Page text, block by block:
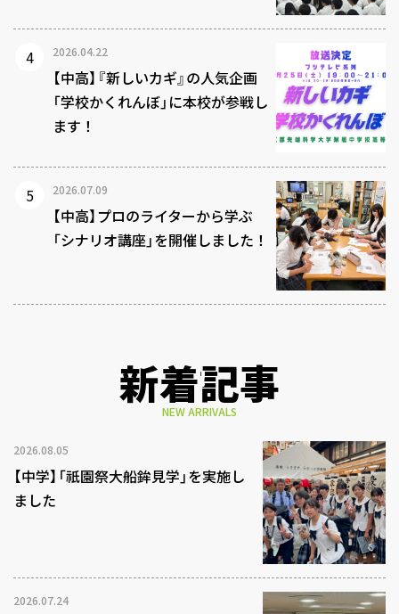
2026.04.22
【中高】『新しいカギ』の人気企画
「学校かくれんぼ」に本校が参戦し
ます！
2026.07.09
【中高】プロのライターから学ぶ
「シナリオ講座」を開催しました！
新着記事
NEW ARRIVALS
2026.08.05
【中学】「祇園祭大船鉾見学」を実施し
ました
2026.07.24